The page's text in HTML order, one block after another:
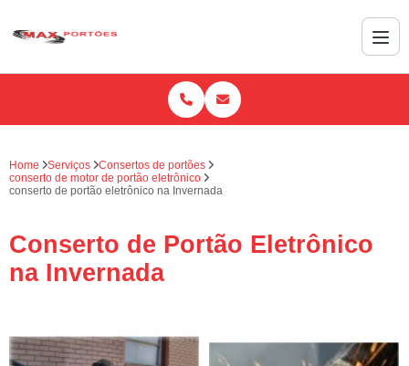
Home Serviços
Consertos de portões
conserto de motor de portão eletrônico
conserto de portão eletrônico na Invernada
Conserto de Portão Eletrônico
na Invernada